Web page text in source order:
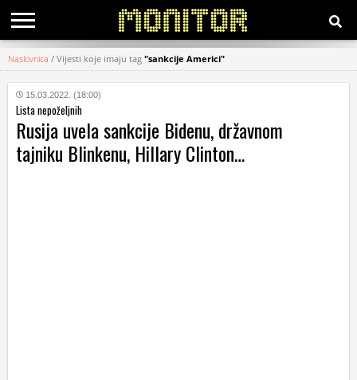
KATEGORIJE
HRVATSKI
WEB
Naslovnica / Vijesti koje imaju tag "sankcije Americi"
15.03.2022. (18:00)
Lista nepoželjnih
Rusija uvela sankcije Bidenu, državnom
tajniku Blinkenu, Hillary Clinton…